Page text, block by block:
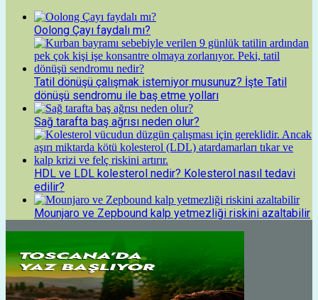
Oolong Çayı faydalı mı?
Tatil dönüşü çalışmak istemiyor musunuz? İşte Tatil
dönüşü sendromu ile baş etme yolları
Sağ tarafta baş ağrısı neden olur?
HDL ve LDL kolesterol nedir? Kolesterol nasıl tedavi
edilir?
Mounjaro ve Zepbound kalp yetmezliği riskini azaltabilir